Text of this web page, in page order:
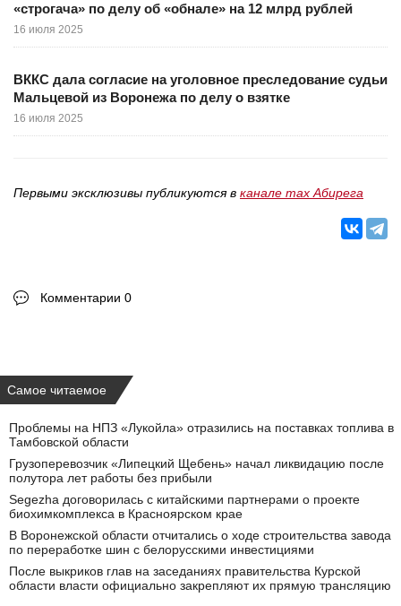
«строгача» по делу об «обнале» на 12 млрд рублей
16 июля 2025
ВККС дала согласие на уголовное преследование судьи
Мальцевой из Воронежа по делу о взятке
16 июля 2025
Первыми эксклюзивы публикуются в канале max Абирега
Комментарии 0
Самое читаемое
Проблемы на НПЗ «Лукойла» отразились на поставках топлива в
Тамбовской области
Грузоперевозчик «Липецкий Щебень» начал ликвидацию после
полутора лет работы без прибыли
Segezha договорилась с китайскими партнерами о проекте
биохимкомплекса в Красноярском крае
В Воронежской области отчитались о ходе строительства завода
по переработке шин с белорусскими инвестициями
После выкриков глав на заседаниях правительства Курской
области власти официально закрепляют их прямую трансляцию